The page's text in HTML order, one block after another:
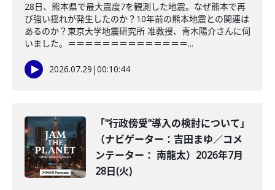
28日、熊本県で最大震度7を観測した地震。なぜ熊本で再
び強い揺れが発生したのか？10年前の熊本地震との関連は
あるのか？東京大学地震研究所 准教授、青木陽介さんに伺
いました。＝＝＝＝＝＝＝＝＝＝＝＝＝＝...
2026.07.29 |00:10:44
「"行政傍受"導入の検討について」
（ナビゲーター：吉田まゆ／コメ
ンテーター： 南龍太）2026年7月
28日(火)